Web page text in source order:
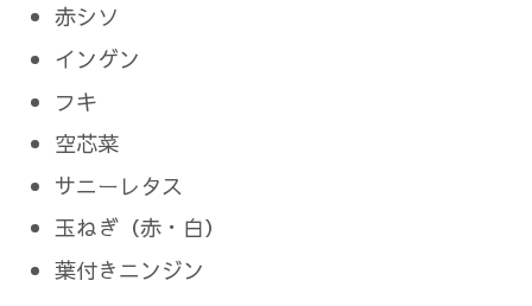
赤シソ
インゲン
フキ
空芯菜
サニーレタス
玉ねぎ（赤・白）
葉付きニンジン